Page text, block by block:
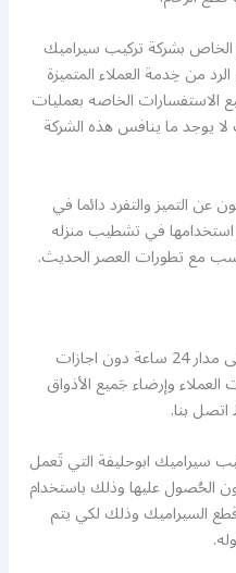
بشركة تركيب سيراميك
من خِدمة العملاء المتميزة
الاستفسارات الخاصه بعمليات
يوجد ما ينافس هذه الشركة
عن التميز والتفرد دائما في
في تشطيب منزله
مع تطورات العصر الحديث.
تَعمل خِدمة فني تركيب سيراميك على مدار 24 ساعة دون اجازات
وإرضاء جَميع الأذواق
بنا.
سيراميك ابوحليفة التي تَعمل
الحُصول عليها وذلك باستخدام
السيراميك وذلك لكي يتم